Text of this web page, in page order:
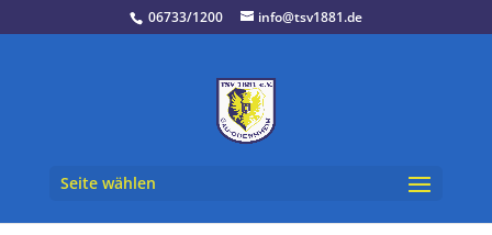
06733/1200 info@tsv1881.de
Seite wählen